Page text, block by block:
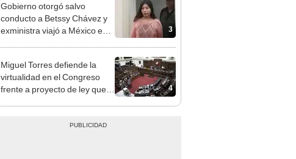
3
Gobierno otorgó salvo
conducto a Betssy Chávez y
exministra viajó a México en
4
Miguel Torres defiende la
virtualidad en el Congreso
frente a proyecto de ley que